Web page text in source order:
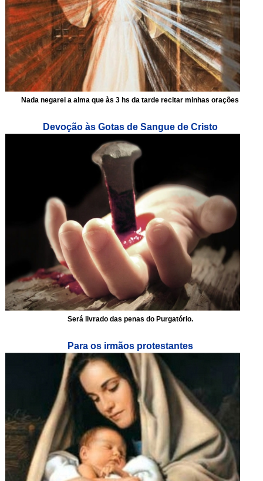
Nada negarei a alma que às 3 hs da tarde recitar minhas orações
Devoção às Gotas de Sangue de Cristo
Será livrado das penas do Purgatório.
Para os irmãos protestantes